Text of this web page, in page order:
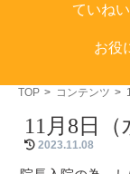
ていね
お役
TOP コンテンツ
11月8日
2023.11.08